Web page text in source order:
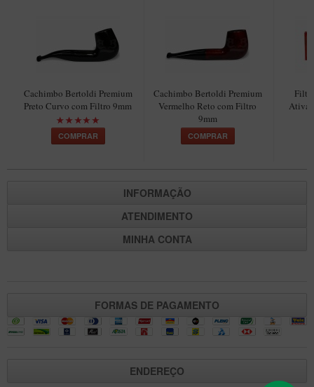
CACHIMBOS ARTESANAIS DE BRIAR ITALIANO
Churchwarden – Briar Italiano
Jateado
Limpadores para Cachimbo
Isqueiros
Cachimbo Bertoldi Premium
Preto Curvo com Filtro 9mm
COMPRAR
Cachimbo Bertoldi Premium
Vermelho Reto com Filtro
9mm
COMPRAR
INFORMAÇÃO
ATENDIMENTO
MINHA CONTA
FORMAS DE PAGAMENTO
ENDEREÇO